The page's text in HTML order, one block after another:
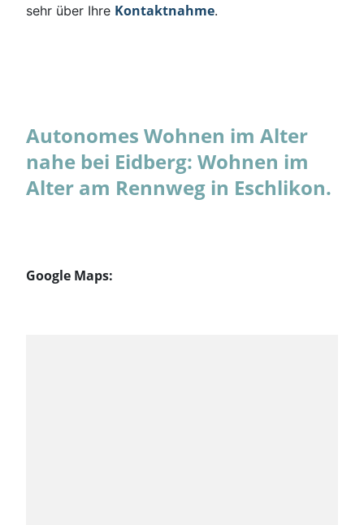
sehr über Ihre Kontaktnahme.
Autonomes Wohnen im Alter
nahe bei Eidberg: Wohnen im
Alter am Rennweg in Eschlikon.
Google Maps: